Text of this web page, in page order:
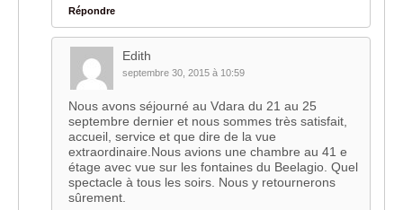
Répondre
Edith
septembre 30, 2015 à 10:59
Nous avons séjourné au Vdara du 21 au 25
septembre dernier et nous sommes très satisfait,
accueil, service et que dire de la vue
extraordinaire.Nous avions une chambre au 41 e
étage avec vue sur les fontaines du Beelagio. Quel
spectacle à tous les soirs. Nous y retournerons
sûrement.